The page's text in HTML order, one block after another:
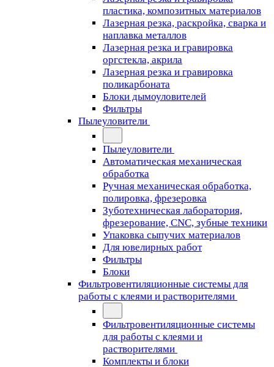
пластика, композитных материалов
Лазерная резка, раскройка, сварка и
наплавка металлов
Лазерная резка и гравировка
оргстекла, акрила
Лазерная резка и гравировка
поликарбоната
Блоки дымоуловителей
Фильтры
Пылеуловители
Пылеуловители
Автоматическая механическая
обработка
Ручная механическая обработка,
полировка, фрезеровка
Зуботехническая лаборатория,
фрезерование, CNC, зубные техники
Упаковка сыпучих материалов
Для ювелирных работ
Фильтры
Блоки
Фильтровентиляционные системы для
работы с клеями и растворителями
Фильтровентиляционные системы
для работы с клеями и
растворителями
Комплекты и блоки